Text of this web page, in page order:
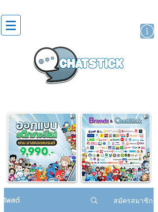
โพสต์ สมัครสมาชิก